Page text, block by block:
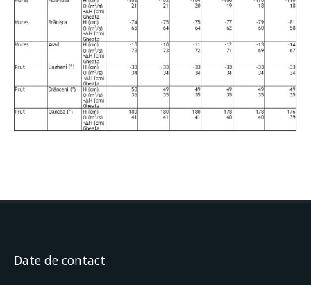
Date de contact